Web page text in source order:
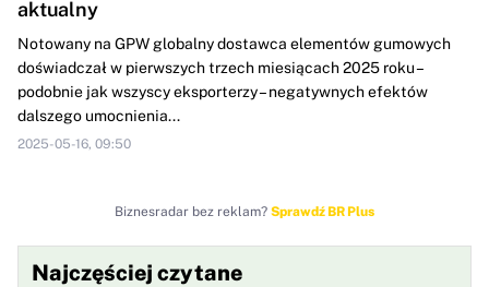
aktualny
Notowany na GPW globalny dostawca elementów gumowych
doświadczał w pierwszych trzech miesiącach 2025 roku –
podobnie jak wszyscy eksporterzy – negatywnych efektów
dalszego umocnienia...
2025-05-16, 09:50
Biznesradar bez reklam? Sprawdź BR Plus
Najczęściej czytane